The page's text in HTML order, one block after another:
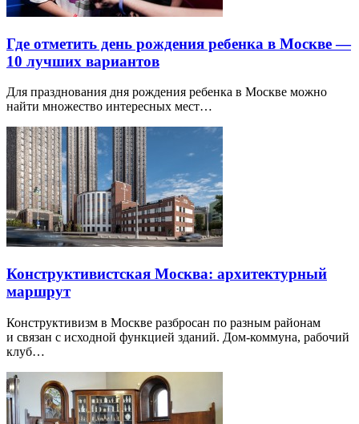
Где отметить день рождения ребенка в Москве —
10 лучших вариантов
Для празднования дня рождения ребенка в Москве можно
найти множество интересных мест…
Конструктивистская Москва: архитектурный
маршрут
Конструктивизм в Москве разбросан по разным районам
и связан с исходной функцией зданий. Дом-коммуна, рабочий
клуб…